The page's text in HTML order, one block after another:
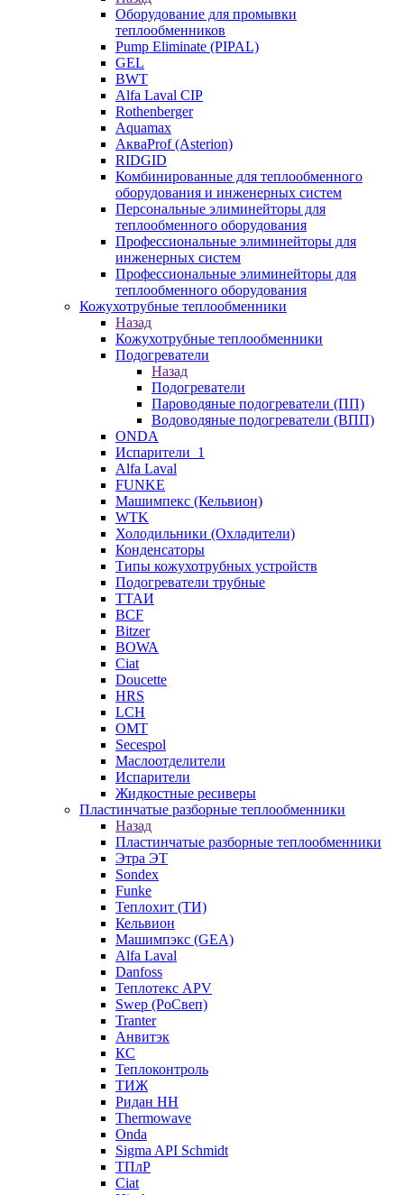
Оборудование для промывки
теплообменников
Pump Eliminate (PIPAL)
GEL
BWT
Alfa Laval CIP
Rothenberger
Aquamax
АкваProf (Asterion)
RIDGID
Комбинированные для теплообменного
оборудования и инженерных систем
Персональные элиминейторы для
теплообменного оборудования
Профессиональные элиминейторы для
инженерных систем
Профессиональные элиминейторы для
теплообменного оборудования
Кожухотрубные теплообменники
Назад
Кожухотрубные теплообменники
Подогреватели
Назад
Подогреватели
Пароводяные подогреватели (ПП)
Водоводяные подогреватели (ВПП)
ONDA
Испарители_1
Alfa Laval
FUNKE
Машимпекс (Кельвион)
WTK
Холодильники (Охладители)
Конденсаторы
Типы кожухотрубных устройств
Подогреватели трубные
ТТАИ
BCF
Bitzer
BOWA
Ciat
Doucette
HRS
LCH
OMT
Secespol
Маслоотделители
Испарители
Жидкостные ресиверы
Пластинчатые разборные теплообменники
Назад
Пластинчатые разборные теплообменники
Этра ЭТ
Sondex
Funke
Теплохит (ТИ)
Кельвион
Машимпэкс (GEA)
Alfa Laval
Danfoss
Теплотекс APV
Swep (РоСвеп)
Tranter
Анвитэк
КС
Теплоконтроль
ТИЖ
Ридан НН
Thermowave
Onda
Sigma API Schmidt
ТПлР
Ciat